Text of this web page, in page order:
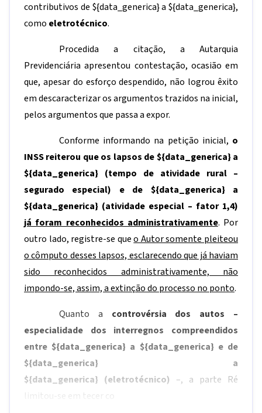
contributivos de ${data_generica}a ${data_generica},
como eletrotécnico.
Procedida a citação, a Autarquia
Previdenciária apresentou contestação, ocasião em
que, apesar do esforço despendido, não logrou êxito
em descaracterizar os argumentos trazidos na inicial,
pelos argumentos que passa a expor.
Conforme informando na petição inicial, o
INSS reiterou que os lapsos de${data_generica} a
${data_generica} (tempo de atividade rural –
segurado especial) e de ${data_generica} a
${data_generica} (atividade especial – fator 1,4)
já foram reconhecidos administrativamente. Por
outro lado, registre-se queo Autor somente pleiteou
o cômputo desses lapsos, esclarecendo que já haviam
sido reconhecidos administrativamente, não
impondo-se, assim, a extinção do processo no ponto.
Quanto a controvérsia dos autos –
especialidade dos interregnos compreendidos
entre ${data_generica} a ${data_generica} e de
${data_generica} a
${data_generica} (eletrotécnico) –, a parte Ré
limitou-se em tecer co